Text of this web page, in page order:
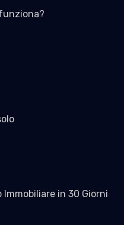
in 30 Giorni